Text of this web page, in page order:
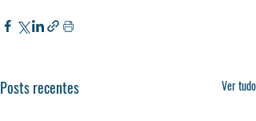
Posts recentes Ver tudo